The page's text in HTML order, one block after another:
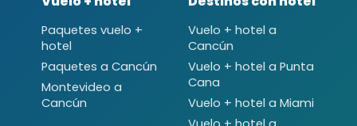
Paquetes vuelo +
hotel
Paquetes a Cancún
Montevideo a
Cancún
Vuelo + hotel a
Cancún
Vuelo + hotel a Punta
Cana
Vuelo + hotel a Miami